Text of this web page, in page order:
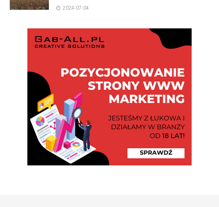
2024-07-04